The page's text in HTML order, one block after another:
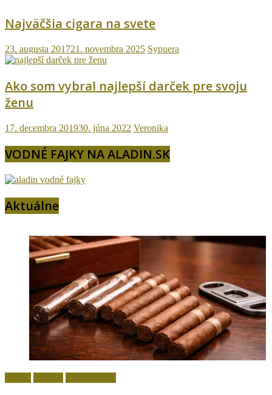
Najväčšia cigara na svete
23. augusta 201721. novembra 2025 Sypuera
Ako som vybral najlepší darček pre svoju
ženu
17. decembra 201930. júna 2022 Veronika
VODNÉ FAJKY NA ALADIN.SK
Aktuálne